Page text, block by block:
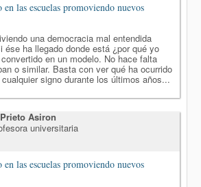
las escuelas promoviendo nuevos
una democracia mal entendida
ése ha llegado donde está ¿por qué yo
en un modelo. No hace falta
o similar. Basta con ver qué ha ocurrido
signo durante los últimos años...
Asiron
universitaria
las escuelas promoviendo nuevos